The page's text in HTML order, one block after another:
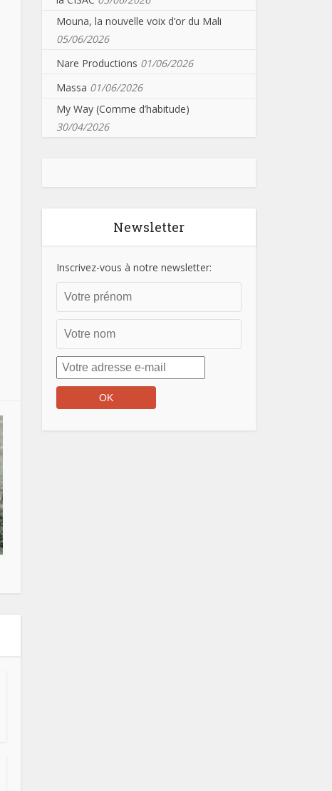
Mouna, la nouvelle voix d’or du Mali
05/06/2026
Nare Productions 01/06/2026
Massa 01/06/2026
My Way (Comme d’habitude)
30/04/2026
Newsletter
Inscrivez-vous à notre newsletter: